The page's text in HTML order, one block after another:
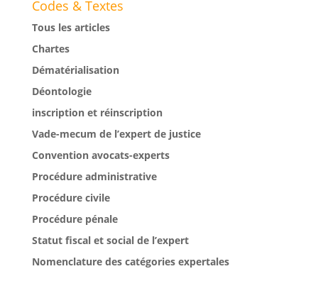
Codes & Textes
Tous les articles
Chartes
Dématérialisation
Déontologie
inscription et réinscription
Vade-mecum de l’expert de justice
Convention avocats-experts
Procédure administrative
Procédure civile
Procédure pénale
Statut fiscal et social de l’expert
Nomenclature des catégories expertales